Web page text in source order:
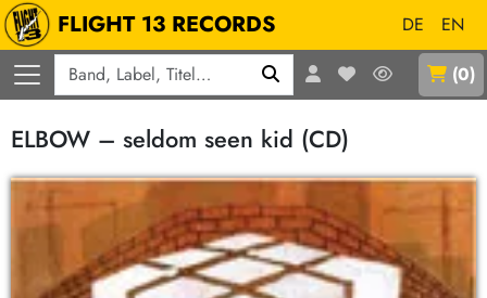
FLIGHT 13 RECORDS DE
EN
(0)
ELBOW – seldom seen kid (CD)